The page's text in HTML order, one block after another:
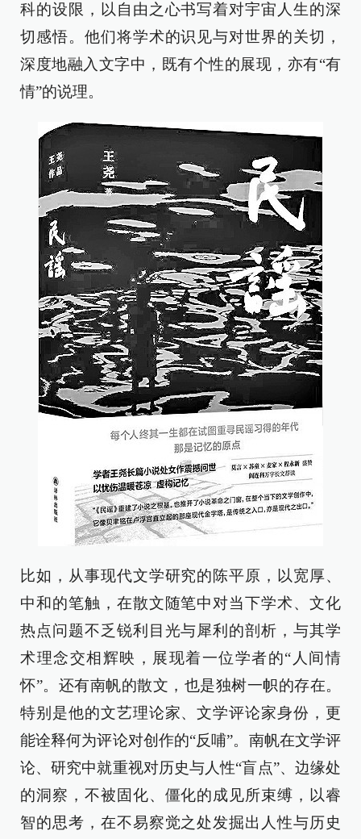
科的设限，以自由之心书写着对宇宙人生的深
切感悟。他们将学术的识见与对世界的关切，
深度地融入文字中，既有个性的展现，亦有“有
情”的说理。
比如，从事现代文学研究的陈平原，以宽厚、
中和的笔触，在散文随笔中对当下学术、文化
热点问题不乏锐利目光与犀利的剖析，与其学
术理念交相辉映，展现着一位学者的“人间情
怀”。还有南帆的散文，也是独树一帜的存在。
特别是他的文艺理论家、文学评论家身份，更
能诠释何为评论对创作的“反哺”。南帆在文学评
论、研究中就重视对历史与人性“盲点”、边缘处
的洞察，不被固化、僵化的成见所束缚，以睿
智的思考，在不易察觉之处发掘出人性与历史